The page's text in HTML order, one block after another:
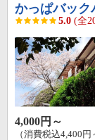
かっぱバック
5.0 (全
4,000円～
（消費税込4,400円